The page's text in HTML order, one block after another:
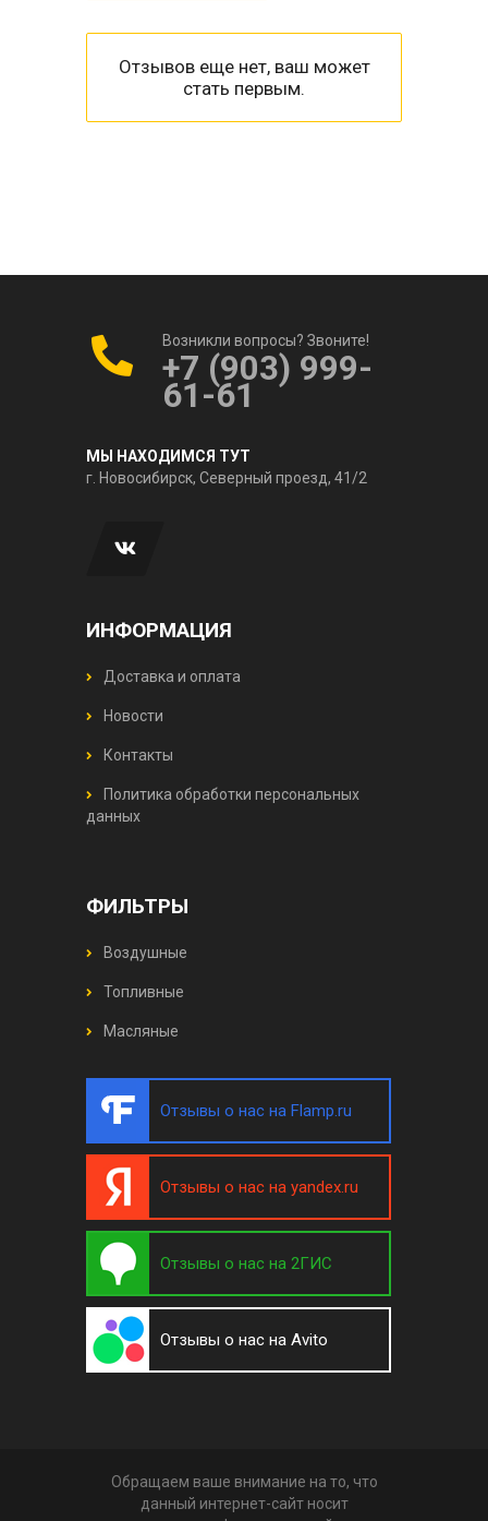
Отзывов еще нет, ваш может
стать первым.
Возникли вопросы? Звоните!
+7 (903) 999-
61-61
МЫ НАХОДИМСЯ ТУТ
г. Новосибирск, Северный проезд, 41/2
ИНФОРМАЦИЯ
Доставка и оплата
Новости
Контакты
Политика обработки персональных
данных
ФИЛЬТРЫ
Воздушные
Топливные
Масляные
Отзывы о нас на Flamp.ru
Отзывы о нас на yandex.ru
Отзывы о нас на 2ГИС
Отзывы о нас на Avito
Обращаем ваше внимание на то, что
данный интернет-сайт носит